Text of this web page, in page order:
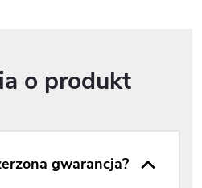
o produkt
gwarancja?